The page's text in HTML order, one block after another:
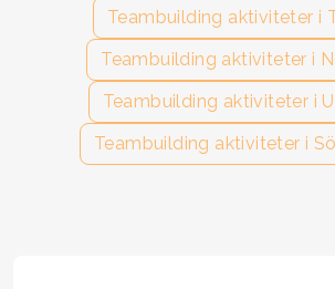
Teambuilding aktiviteter i
Teambuilding aktiviteter i
Teambuilding aktiviteter i
Teambuilding aktiviteter i